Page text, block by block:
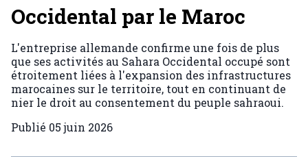
Occidental par le Maroc
L'entreprise allemande confirme une fois de plus
que ses activités au Sahara Occidental occupé sont
étroitement liées à l'expansion des infrastructures
marocaines sur le territoire, tout en continuant de
nier le droit au consentement du peuple sahraoui.
Publié 05 juin 2026